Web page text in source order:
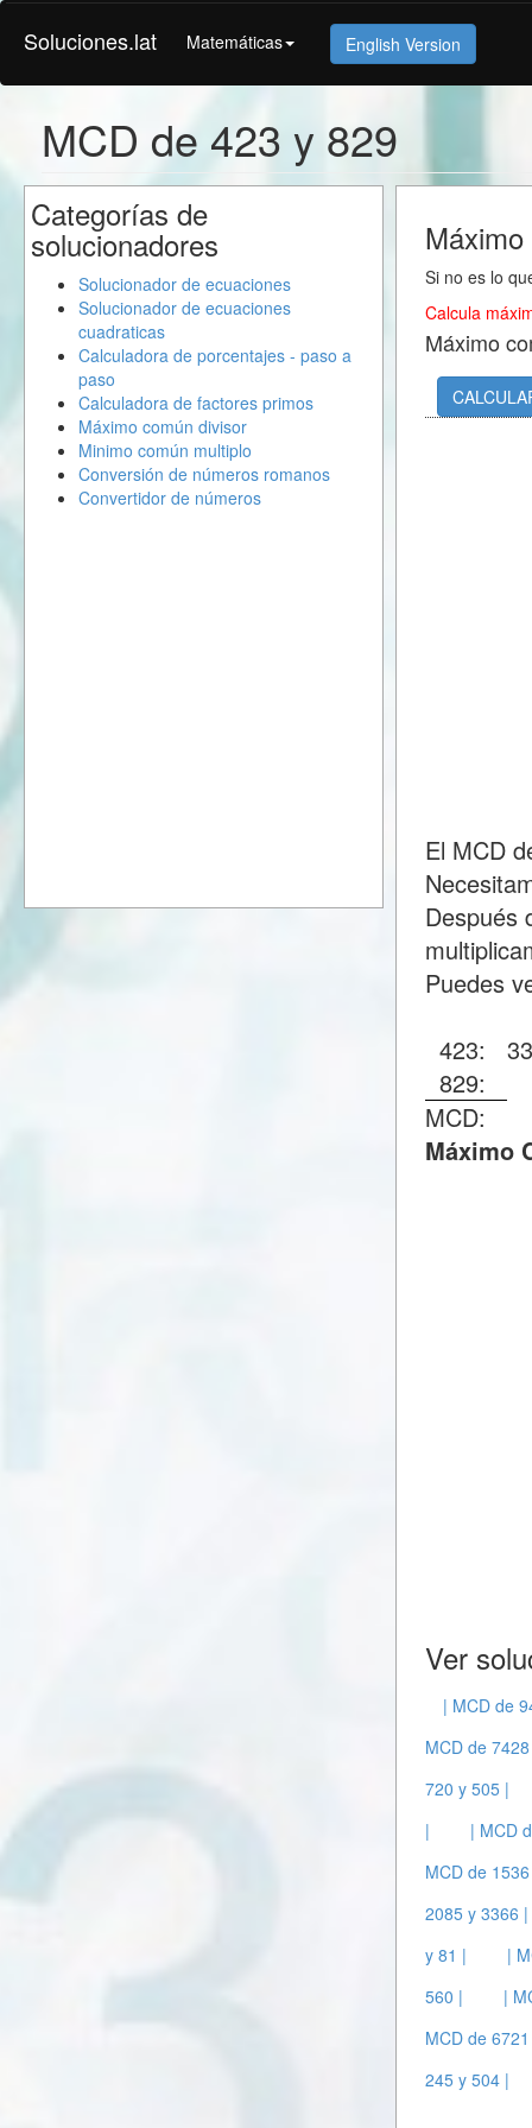
Soluciones.lat Matemáticas English Version
MCD de 423 y 829
Si no es lo
Calcula
Máximo
El MCD
Después
Puedes
423:3
829:
MCD:
Máximo
Ver
| MCD de
MCD de
720 y 505 |
|
| MCD
MCD de
2085 y 3366 |
y 81 |
|
560 |
|
MCD de
245 y 504 |
Categorías de
solucionadores
Solucionador de ecuaciones
Solucionador de ecuaciones
cuadraticas
Calculadora de porcentajes - paso a
paso
Calculadora de factores primos
Máximo común divisor
Minimo común multiplo
Conversión de números romanos
Convertidor de números